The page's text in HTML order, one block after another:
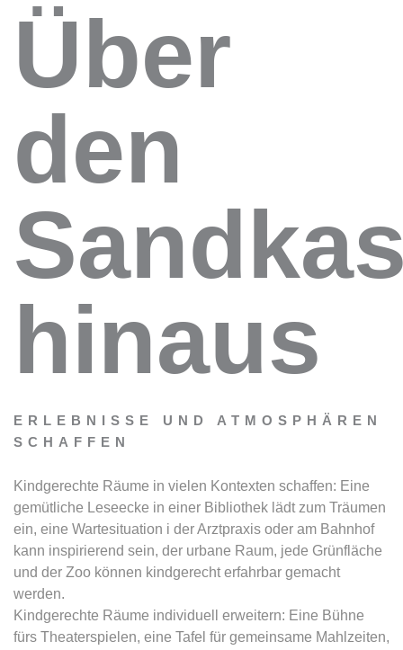
Über
den
hinaus
ERLEBNISSE UND ATMOSPHÄREN
SCHAFFEN
Kindgerechte Räume in vielen Kontexten schaffen: Eine
gemütliche Leseecke in einer Bibliothek lädt zum Träumen
ein, eine Wartesituation i der Arztpraxis oder am Bahnhof
kann inspirierend sein, der urbane Raum, jede Grünfläche
und der Zoo können kindgerecht erfahrbar gemacht
werden.
Kindgerechte Räume individuell erweitern: Eine Bühne
fürs Theaterspielen, eine Tafel für gemeinsame Mahlzeiten,